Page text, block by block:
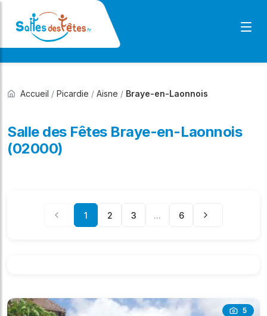
Accueil / Picardie / Aisne / Braye-en-Laonnois
Salle des Fêtes Braye-en-Laonnois
(02000)
1 2 3 ... 6
5